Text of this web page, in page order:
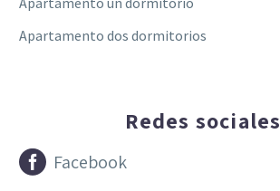
Apartamento dos dormitorios
Redes sociales

 Facebook